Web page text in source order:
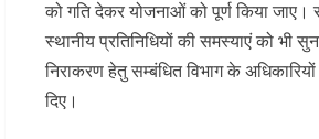
को गति देकर योजनाओं को पूर्ण किया जाए।
स्थानीय प्रतिनिधियों की समस्याएं को भी
निराकरण हेतु सम्बंधित विभाग के अधिकारियों
दिए।